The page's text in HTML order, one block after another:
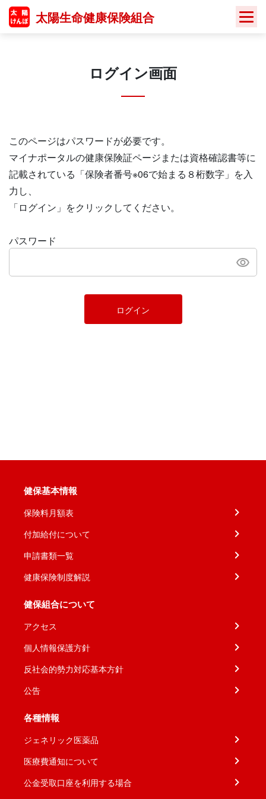
Skip
太陽生命健康保険組合
ログイン画面
このページはパスワードが必要です。
マイナポータルの健康保険証ページまたは資格確認書等に
記載されている「保険者番号※06で始まる８桁数字」を入
力し、
「ログイン」をクリックしてください。
パスワード
ログイン
健保基本情報
保険料月額表
付加給付について
申請書類一覧
健康保険制度解説
健保組合について
アクセス
個人情報保護方針
反社会的勢力対応基本方針
公告
各種情報
ジェネリック医薬品
医療費通知について
公金受取口座を利用する場合